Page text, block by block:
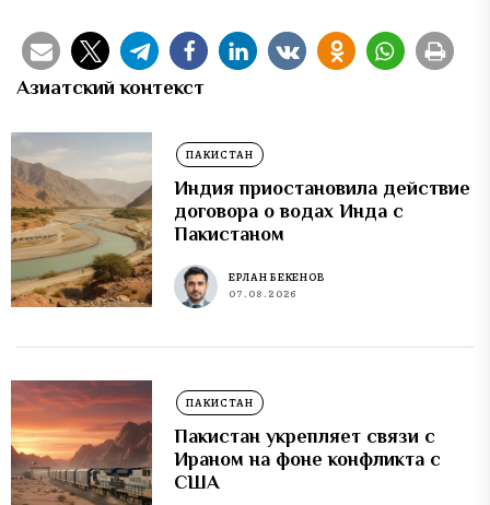
Азиатский контекст
ПАКИСТАН
Индия приостановила действие
договора о водах Инда с
Пакистаном
ЕРЛАН БЕКЕНОВ
07.08.2026
ПАКИСТАН
Пакистан укрепляет связи с
Ираном на фоне конфликта с
США